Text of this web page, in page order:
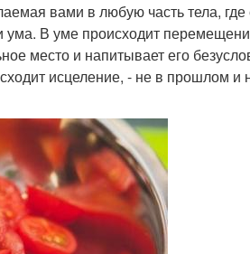
вами в любую часть тела, где
В уме происходит
место и напитывает его
исцеление, - не в прошлом и